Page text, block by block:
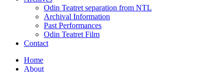
Odin Teatret separation from NTL
Archival Information
Past Performances
Odin Teatret Film
Contact
Home
About